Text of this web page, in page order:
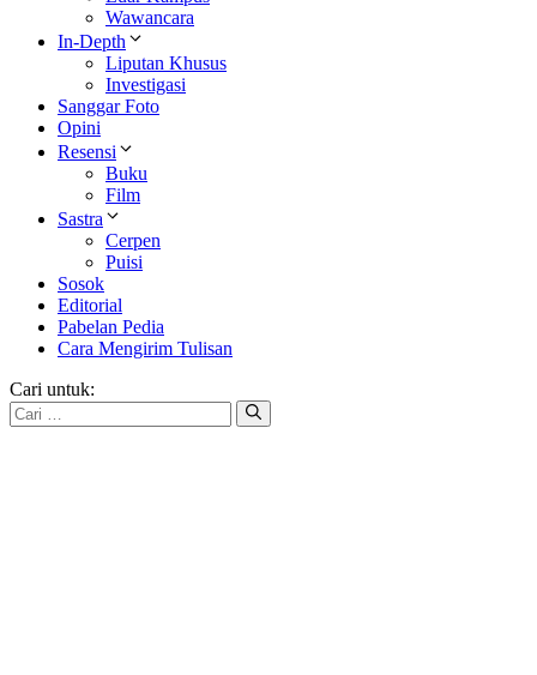
Wawancara
In-Depth
Liputan Khusus
Investigasi
Sanggar Foto
Opini
Resensi
Buku
Film
Sastra
Cerpen
Puisi
Sosok
Editorial
Pabelan Pedia
Cara Mengirim Tulisan
Cari untuk: